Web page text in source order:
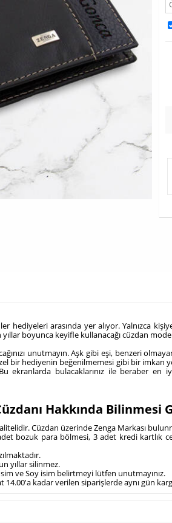
hediyeleri arasında yer alıyor. Yalnızca
boyunca keyifle kullanacağı cüzdan
unutmayın. Aşk gibi eşi, benzeri
bir hediyenin beğenilmemesi gibi bir
ekranlarda bulacaklarınız ile beraber
Hakkında Bilinmesi
Cüzdan üzerinde Zenga Markası
bozuk para bölmesi, 3 adet kredi
yıllar silinmez.
ve Soy isim belirtmeyi lütfen unutmayınız.
14.00'a kadar verilen siparişlerde aynı gün